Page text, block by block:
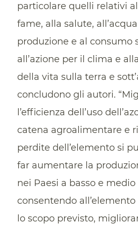
particolare quelli relativi
fame, alla salute,
produzione e al consumo
all’azione per il clima e
della vita sulla terra e
concludono gli autori.
l’efficienza dell’uso
catena agroalimentare e
perdite dell’elemento si
far aumentare la
nei Paesi a basso e
consentendo
lo scopo previsto,